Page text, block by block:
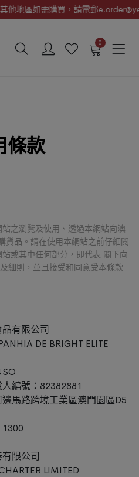
如需購買，請電郵
0
條款
之瀏覽及使用、透過本網站向澳
貨品。請在使用本網站之前仔細閱
或其中任何部分，即代表 閣下向
細則，並且接受和同意受本條款
有限公司
DE BRIGHT ELITE
編號：82382881
馬路跨境工業區澳門園區D5
限公司
LIMITED